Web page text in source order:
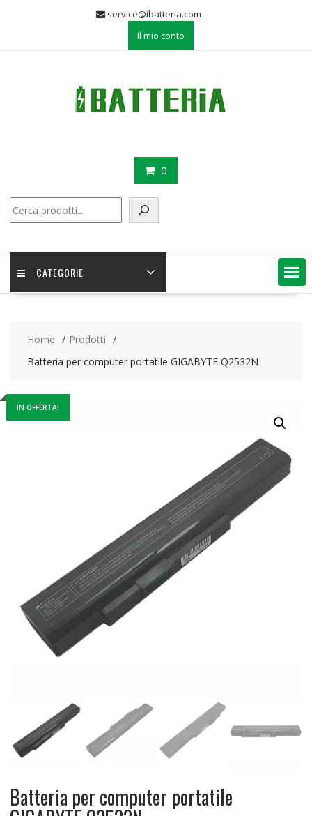
service@ibatteria.com
Il mio conto
0
CATEGORIE
Home
Prodotti
Batteria per computer portatile GIGABYTE Q2532N
IN OFFERTA!
Batteria per computer portatile